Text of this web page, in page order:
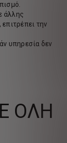
άλλης
την
υπηρεσία δεν
Τ